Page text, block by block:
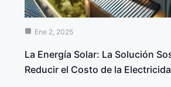
Ene 2, 2025
La Energía Solar: La Solución
Reducir el Costo de la